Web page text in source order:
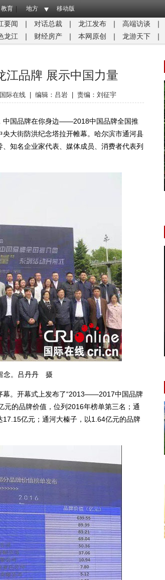
教育 地方 移动版
要闻 ｜ 对话总裁 ｜ 龙江发布 ｜ 高端访谈 ｜
龙江 ｜ 财经房产 ｜ 本网原创 ｜ 龙游天下 ｜
江品牌 展示中国力量
际在线 编辑：吕岩 责编：刘征宇
国品牌在你身边——2018中国品牌全国推
大街防洪纪念塔拉开帷幕。哈尔滨市通河县
知名企业家代表、媒体成员、消费者代表列
念。吕丹丹 摄
。开幕式上发布了“2013——2017中国品牌
元的品牌价值，位列2016年榜单第三名；通
亿元；通河大榛子，以1.64亿元的品牌